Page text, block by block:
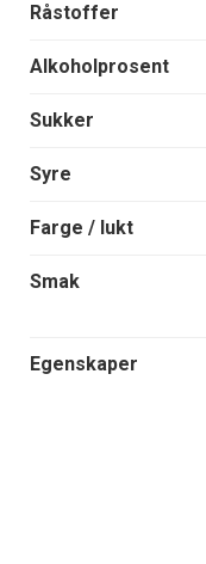
Råstoffer
Alkoholprosent
Sukker
Syre
Farge / lukt
Smak
Egenskaper